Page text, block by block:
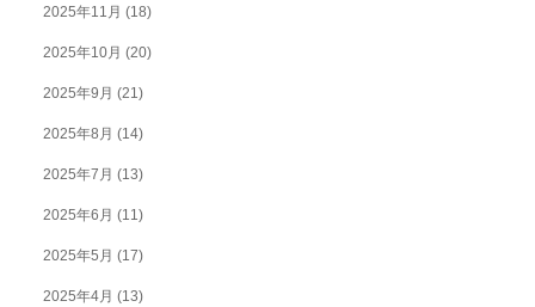
2025年11月 (18)
2025年10月 (20)
2025年9月 (21)
2025年8月 (14)
2025年7月 (13)
2025年6月 (11)
2025年5月 (17)
2025年4月 (13)